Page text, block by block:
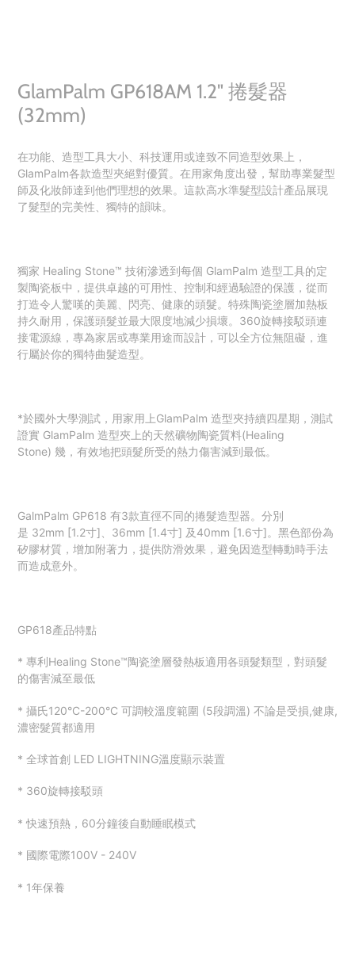
GlamPalm GP618AM 1.2" 捲髮器
(32mm)
在功能、造型工具大小、科技運用或達致不同造型效果上，
GlamPalm各款造型夾絕對優質。在用家角度出發，幫助專業髮型
師及化妝師達到他們理想的效果。這款高水準髮型設計產品展現
了髮型的完美性、獨特的韻味。
獨家 Healing Stone™️ 技術滲透到每個 GlamPalm 造型工具的定
製陶瓷板中，提供卓越的可用性、控制和經過驗證的保護，從而
打造令人驚嘆的美麗、閃亮、健康的頭髮。特殊陶瓷塗層加熱板
持久耐用，保護頭髮並最大限度地減少損壞。 360旋轉接駁頭連
接電源線，專為家居或專業用途而設計，可以全方位無阻礙，進
行屬於你的獨特曲髮造型。
*於國外大學測試，用家用上GlamPalm 造型夾持續四星期，測試
證實 GlamPalm 造型夾上的天然礦物陶瓷質料(Healing
Stone) 幾 ，有效地把頭髮所受的熱力傷害減到最低。
GalmPalm GP618 有3款直徑不同的捲髮造型器。分別
是 32mm [1.2寸] 36mm [1.4寸] 及 40mm [1.6寸]。 黑色部份為
矽膠材質，增加附著力，提供防滑效果，避免因造型轉動時手法
而造成意外。
GP618產品特點
* 專利Healing Stone™️陶瓷塗層發熱板適用各頭髮類型，對頭髮
的傷害減至最低
* 攝氏120°C-200°C 可調較溫度範圍 (5段調溫) 不論是受損,健康,
濃密髮質都適用
* 全球首創 LED LIGHTNING溫度顯示裝置
* 360旋轉接駁頭
* 快速預熱， 60分鐘後自動睡眠模式
* 國際電際100V - 240V
* 1年保養